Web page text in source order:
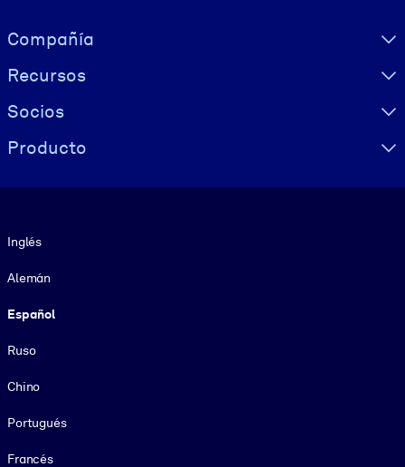
Visually hidden Text
Compañía
Recursos
Socios
Producto
Inglés
Alemán
Español
Ruso
Chino
Portugués
Francés